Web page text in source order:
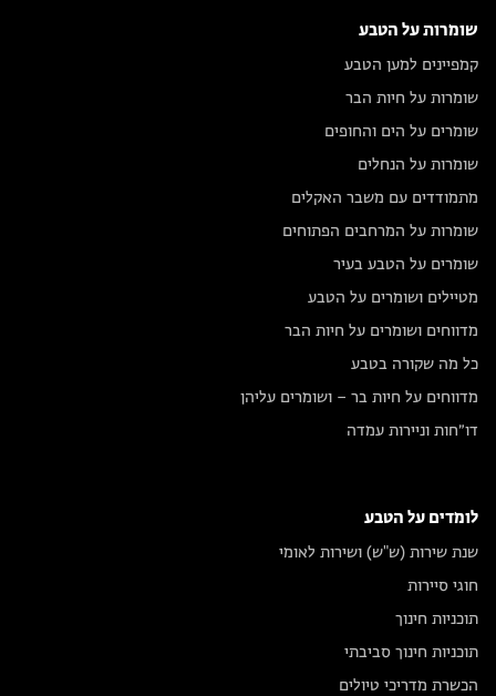
שומרות על הטבע
קמפיינים למען הטבע
שומרות על חיות הבר
שומרים על הים והחופים
שומרות על הנחלים
מתמודדים עם משבר האקלים
שומרות על המרחבים הפתוחים
שומרים על הטבע בעיר
מטיילים ושומרים על הטבע
מדווחים ושומרים על חיות הבר
כל מה שקורה בטבע
מדווחים על חיות בר – ושומרים עליהן
דו״חות וניירות עמדה
לומדים על הטבע
שנת שירות (ש"ש) ושירות לאומי
חוגי סיירות
תוכניות חינוך
תוכניות חינוך סביבתי
הכשרת מדריכי טיולים